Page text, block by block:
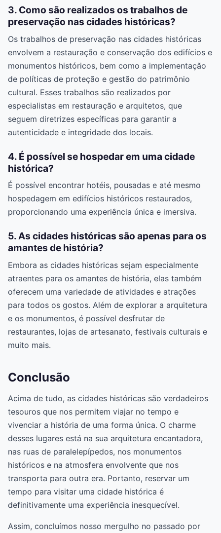
3. Como são realizados os trabalhos de
preservação nas cidades históricas?
Os trabalhos de preservação nas cidades históricas
envolvem a restauração e conservação dos edifícios e
monumentos históricos, bem como a implementação
de políticas de proteção e gestão do patrimônio
cultural. Esses trabalhos são realizados por
especialistas em restauração e arquitetos, que
seguem diretrizes específicas para garantir a
autenticidade e integridade dos locais.
4. É possível se hospedar em uma cidade
histórica?
É possível encontrar hotéis, pousadas e até mesmo
hospedagem em edifícios históricos restaurados,
proporcionando uma experiência única e imersiva.
5. As cidades históricas são apenas para os
amantes de história?
Embora as cidades históricas sejam especialmente
atraentes para os amantes de história, elas também
oferecem uma variedade de atividades e atrações
para todos os gostos. Além de explorar a arquitetura
e os monumentos, é possível desfrutar de
restaurantes, lojas de artesanato, festivais culturais e
muito mais.
Conclusão
Acima de tudo, as cidades históricas são verdadeiros
tesouros que nos permitem viajar no tempo e
vivenciar a história de uma forma única. O charme
desses lugares está na sua arquitetura encantadora,
nas ruas de paralelepípedos, nos monumentos
históricos e na atmosfera envolvente que nos
transporta para outra era. Portanto, reservar um
tempo para visitar uma cidade histórica é
definitivamente uma experiência inesquecível.
Assim, concluímos nosso mergulho no passado por